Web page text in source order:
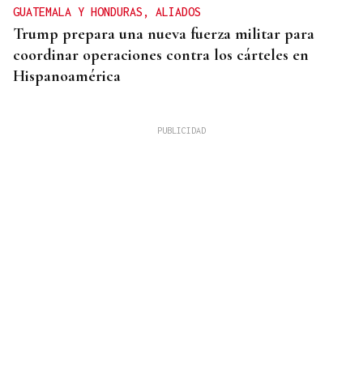
GUATEMALA Y HONDURAS, ALIADOS
Trump prepara una nueva fuerza militar para
coordinar operaciones contra los cárteles en
Hispanoamérica